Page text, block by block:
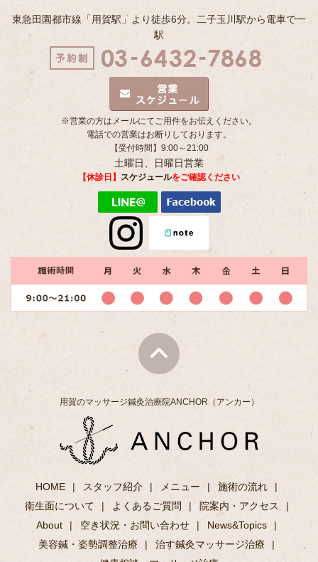
東急田園都市線「用賀駅」より徒歩6分。二子玉川駅から電車で一
駅
※営業の方はメールにてご用件をお伝えください。
電話での営業はお断りしております。
【受付時間】9:00～21:00
土曜日、日曜日営業
【休診日】 スケジュールをご確認ください
用賀のマッサージ鍼灸治療院ANCHOR（アンカー）
HOME スタッフ紹介 メニュー
施術の流れ
衛生面について
よくあるご質問
院案内・アクセス
About
空き状況・お問い合わせ
News&Topics
美容鍼・姿勢調整治療
治す鍼灸マッサージ治療